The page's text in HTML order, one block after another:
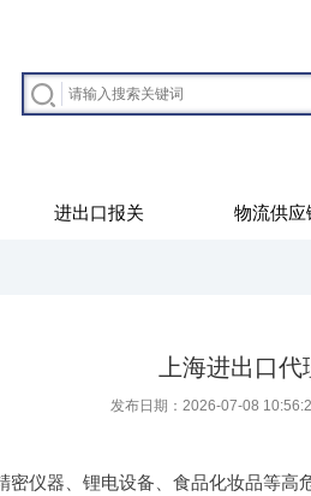
进出口报关 物流供应
上海进出口代
发布日期：2026-07-08
密仪器、锂电设备、食品化妆品等